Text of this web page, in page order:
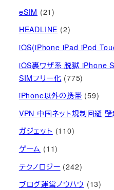
eSIM (21)
HEADLINE (2)
iOS(iPhone iPad iPod
iOS裏ワザ系 脱獄 iPhone
SIMフリー化 (775)
iPhone以外の携帯 (59)
VPN 中国ネット規制回避 壁
ガジェット (110)
ゲーム (11)
テクノロジー (242)
ブログ運営ノウハウ (13)